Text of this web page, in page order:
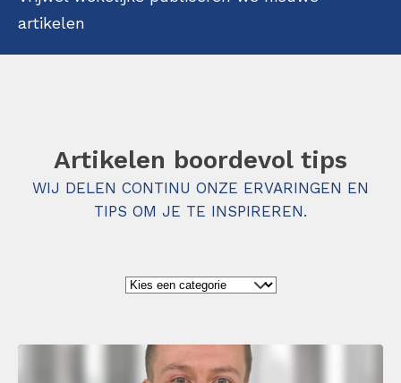
artikelen
Artikelen boordevol tips
WIJ DELEN CONTINU ONZE ERVARINGEN EN
TIPS OM JE TE INSPIREREN.